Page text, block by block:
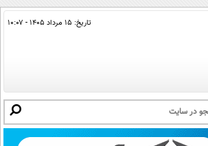
تاریخ: ۱۵ مرداد ۱۴۰۵ - ۱۰:۰۷